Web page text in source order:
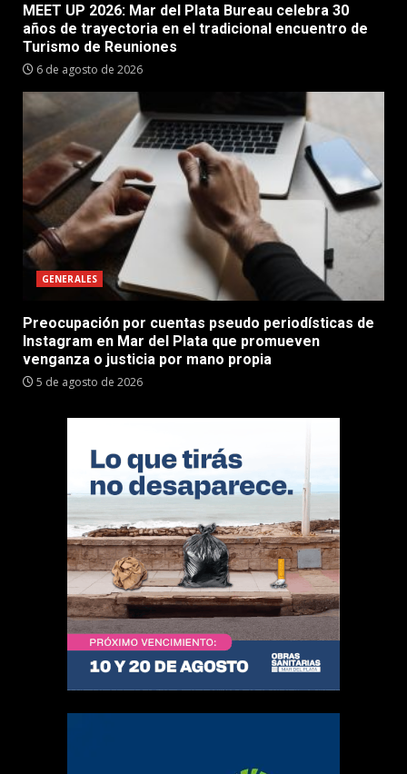
MEET UP 2026: Mar del Plata Bureau celebra 30
años de trayectoria en el tradicional encuentro de
Turismo de Reuniones
6 de agosto de 2026
GENERALES
Preocupación por cuentas pseudo periodísticas de
Instagram en Mar del Plata que promueven
venganza o justicia por mano propia
5 de agosto de 2026